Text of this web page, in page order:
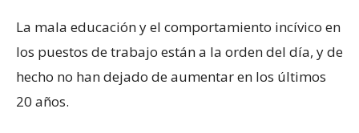
La mala educación y el comportamiento incívico en
los puestos de trabajo están a la orden del día, y de
hecho no han dejado de aumentar en los últimos
20 años.